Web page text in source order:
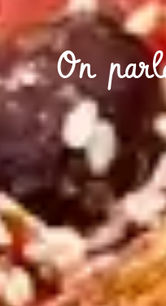
On